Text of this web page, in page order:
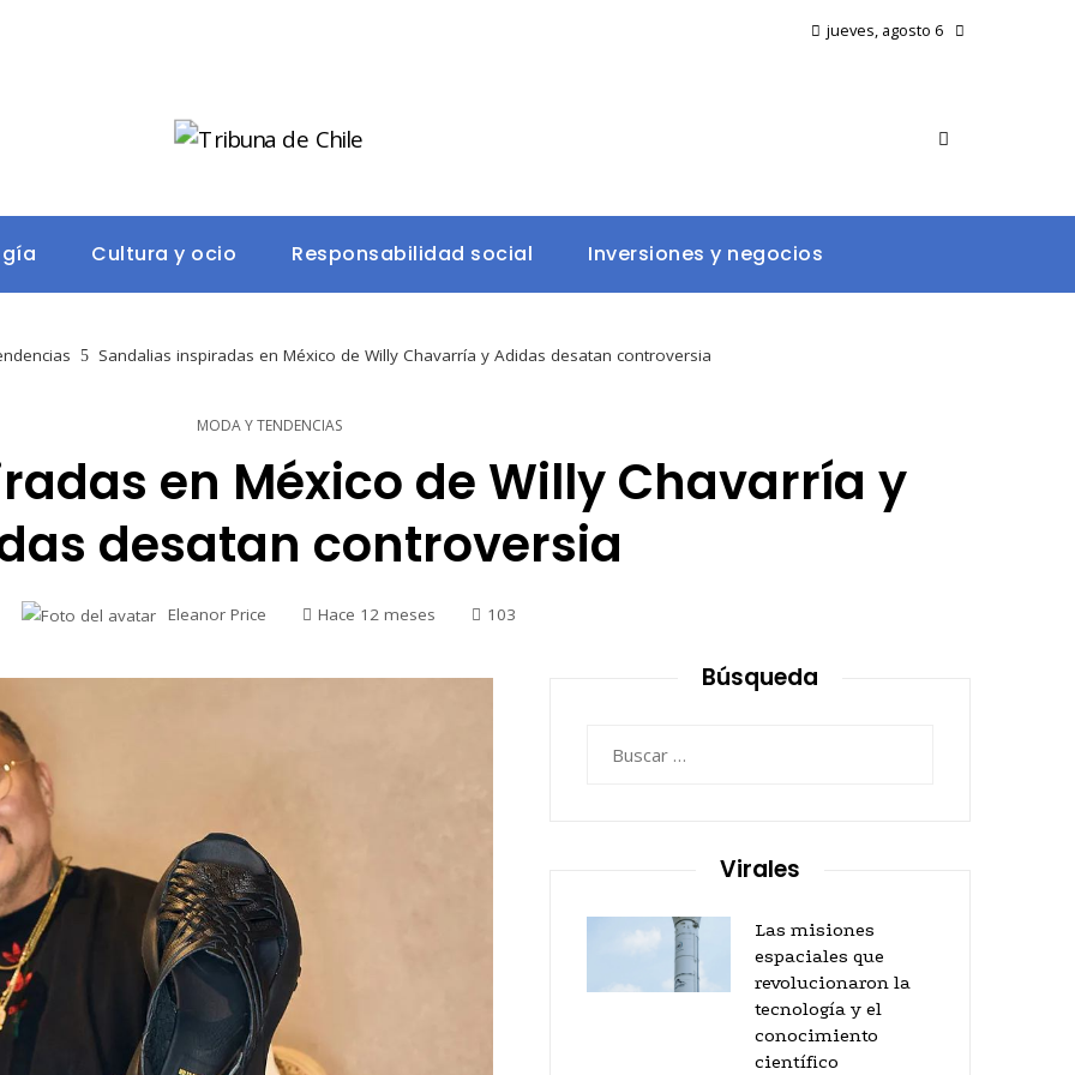
jueves, agosto 6
Cultura y ocio Responsabilidad social Inversiones y negocios
Sandalias inspiradas en México de Willy Chavarría y Adidas desatan controversia
MODA Y TENDENCIAS
en México de Willy Chavarría y
desatan controversia
Eleanor Price Hace 12 meses 103
Búsqueda
Virales
Las misiones
espaciales que
revolucionaron la
tecnología y el
conocimiento
científico